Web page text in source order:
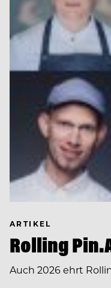
ARTIKEL
Rolling
Auch 2026 ehrt